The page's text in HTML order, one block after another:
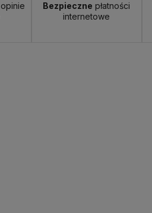
opinie
Bezpieczne płatności
internetowe